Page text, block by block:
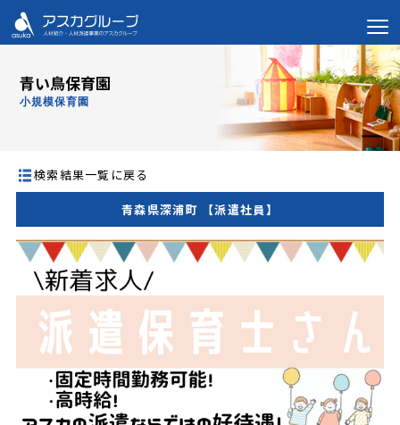
青い鳥保育園
小規模保育園
検索結果一覧に戻る
青森県深浦町 【派遣社員】